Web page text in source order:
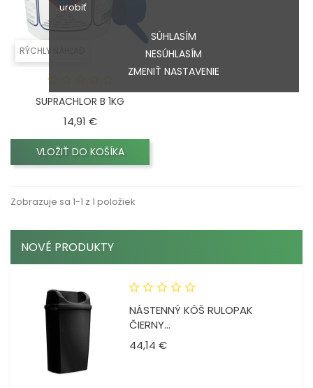
urobiť
SÚHLASÍM
NESÚHLASÍM
ZMENIŤ NASTAVENIE
NOVÉ PRODUKTY
NÁSTENNÝ KÔŠ RULOPAK
ČIERNY...
44,14 €Cena
RÝCHLY NÁHĽAD
SUPRACHLOR B 1KG
14,91 €Cena
VLOŽIŤ DO KOŠÍKA
Zobrazuje sa 1-1 z 1 položiek